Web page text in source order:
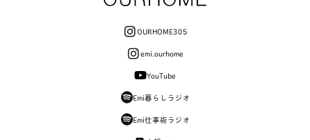
OURHOME305
emi.ourhome
YouTube
Emi暮らしラジオ
Emi仕事術ラジオ